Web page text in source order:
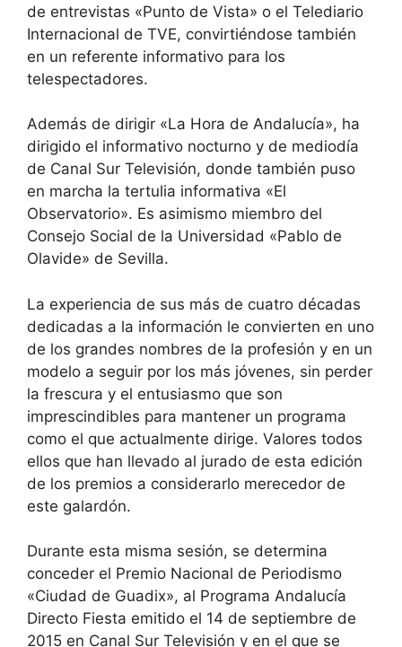
de entrevistas «Punto de Vista» o el Telediario
Internacional de TVE, convirtiéndose también
en un referente informativo para los
telespectadores.
Además de dirigir «La Hora de Andalucía», ha
dirigido el informativo nocturno y de mediodía
de Canal Sur Televisión, donde también puso
en marcha la tertulia informativa «El
Observatorio». Es asimismo miembro del
Consejo Social de la Universidad «Pablo de
Olavide» de Sevilla.
La experiencia de sus más de cuatro décadas
dedicadas a la información le convierten en uno
de los grandes nombres de la profesión y en un
modelo a seguir por los más jóvenes, sin perder
la frescura y el entusiasmo que son
imprescindibles para mantener un programa
como el que actualmente dirige. Valores todos
ellos que han llevado al jurado de esta edición
de los premios a considerarlo merecedor de
este galardón.
Durante esta misma sesión, se determina
conceder el Premio Nacional de Periodismo
«Ciudad de Guadix», al Programa Andalucía
Directo Fiesta emitido el 14 de septiembre de
2015 en Canal Sur Televisión y en el que se